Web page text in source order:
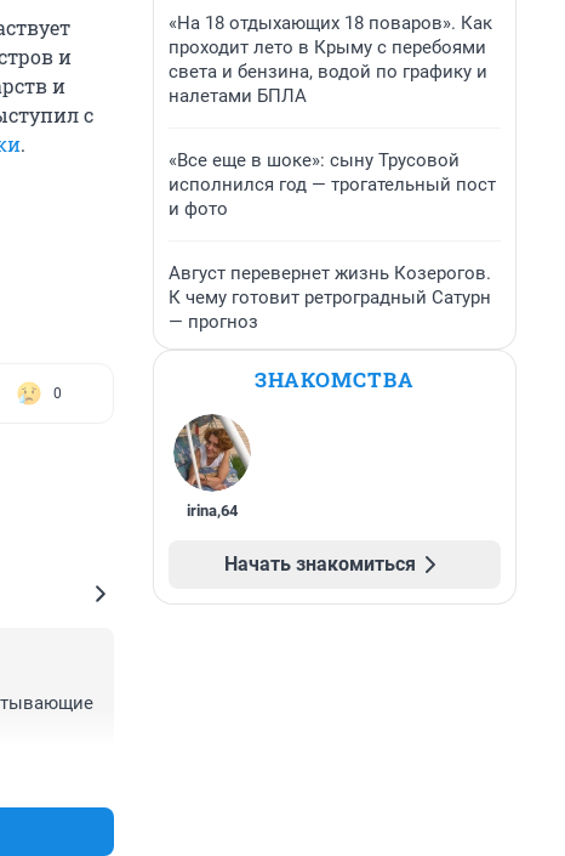
и
и
с
.
0
«На 18 отдыхающих 18 поваров». Как
проходит лето в Крыму с перебоями
света и бензина, водой по графику и
налетами БПЛА
«Все еще в шоке»: сыну Трусовой
исполнился год — трогательный пост
и фото
Август перевернет жизнь Козерогов.
К чему готовит ретроградный Сатурн
— прогноз
ЗНАКОМСТВА
irina,64
Начать знакомиться